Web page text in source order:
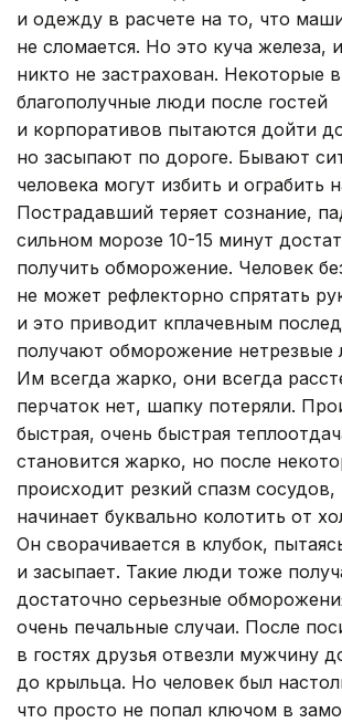
и одежду в расчете на то, что
не сломается. Но это куча железа,
никто не застрахован. Некоторые
благополучные люди после гостей
и корпоративов пытаются дойти
но засыпают по дороге. Бывают
человека могут избить и ограбить
Пострадавший теряет сознание,
сильном морозе 10-15 минут
получить обморожение. Человек
не может рефлекторно спрятать
и это приводит кплачевным
получают обморожение нетрезвые
Им всегда жарко, они всегда
перчаток нет, шапку потеряли.
быстрая, очень быстрая
становится жарко, но после
происходит резкий спазм сосудов,
начинает буквально колотить от
Он сворачивается в клубок,
и засыпает. Такие люди тоже
достаточно серьезные
очень печальные случаи. После
в гостях друзья отвезли мужчину
до крыльца. Но человек был
что просто не попал ключом в